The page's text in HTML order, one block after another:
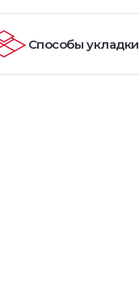
Способы укладки